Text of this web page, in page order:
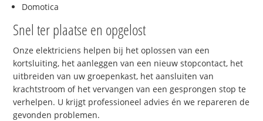
Domotica
Snel ter plaatse en opgelost
Onze elektriciens helpen bij het oplossen van een
kortsluiting, het aanleggen van een nieuw stopcontact, het
uitbreiden van uw groepenkast, het aansluiten van
krachtstroom of het vervangen van een gesprongen stop te
verhelpen. U krijgt professioneel advies én we repareren de
gevonden problemen.